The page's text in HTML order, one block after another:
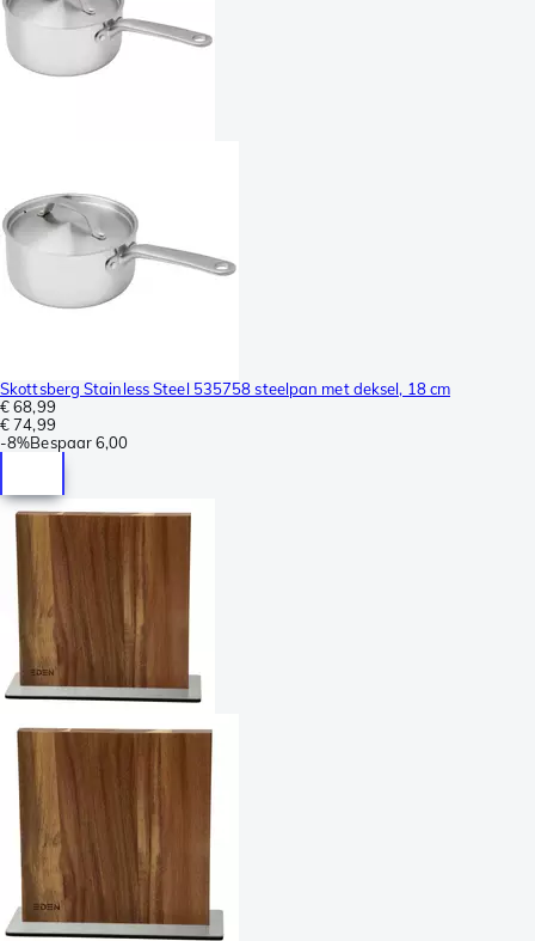
Skottsberg Stainless Steel 535758 steelpan met deksel, 18 cm
€ 68,99
€ 74,99
-8%Bespaar6,00